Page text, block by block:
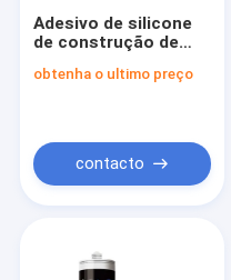
Produtos
Adesivo de silicone
de construção de
resistência química
obtenha o ultimo preço
contacto